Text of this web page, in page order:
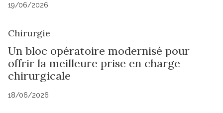
19/06/2026
Chirurgie
Un bloc opératoire modernisé pour
offrir la meilleure prise en charge
chirurgicale
18/06/2026